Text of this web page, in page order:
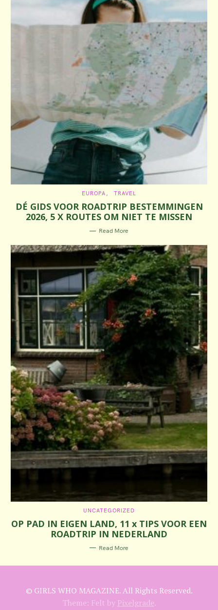
T
E
G
O
R
I
S
EUROPA TRAVEL
DÉ GIDS VOOR ROADTRIP BESTEMMINGEN
2026, 5 X ROUTES OM NIET TE MISSEN
Read More
C
T
E
G
O
R
I
UNCATEGORIZED
OP PAD IN EIGEN LAND, 11 x TIPS VOOR EEN
ROADTRIP IN NEDERLAND
Read More
© GIRLS WHO MAGAZINE. All Rights Reserved.
Theme: Felt by Pixelgrade.